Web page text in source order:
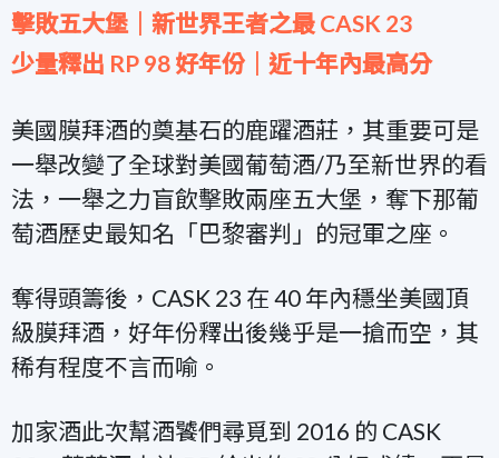
擊敗五大堡｜新世界王者之最 CASK 23
少量釋出 RP 98 好年份｜近十年內最高分
美國膜拜酒的奠基石的鹿躍酒莊，其重要可是
一舉改變了全球對美國葡萄酒/乃至新世界的看
法，一舉之力盲飲擊敗兩座五大堡，奪下那葡
萄酒歷史最知名「巴黎審判」的冠軍之座。
奪得頭籌後，CASK 23 在 40 年內穩坐美國頂
級膜拜酒，好年份釋出後幾乎是一搶而空，其
稀有程度不言而喻。
加家酒此次幫酒饕們尋覓到 2016 的 CASK